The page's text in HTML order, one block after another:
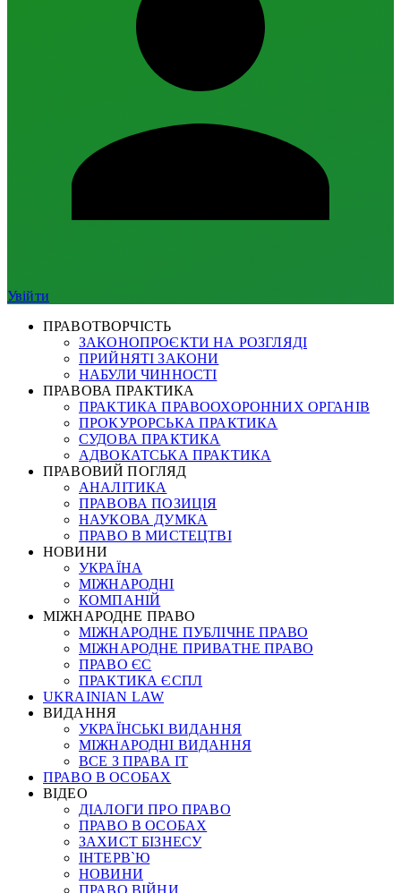
Увійти
ПРАВОТВОРЧІСТЬ
ЗАКОНОПРОЄКТИ НА РОЗГЛЯДІ
ПРИЙНЯТІ ЗАКОНИ
НАБУЛИ ЧИННОСТІ
ПРАВОВА ПРАКТИКА
ПРАКТИКА ПРАВООХОРОННИХ ОРГАНІВ
ПРОКУРОРСЬКА ПРАКТИКА
СУДОВА ПРАКТИКА
АДВОКАТСЬКА ПРАКТИКА
ПРАВОВИЙ ПОГЛЯД
АНАЛІТИКА
ПРАВОВА ПОЗИЦІЯ
НАУКОВА ДУМКА
ПРАВО В МИСТЕЦТВІ
НОВИНИ
УКРАЇНА
МІЖНАРОДНІ
КОМПАНІЙ
МІЖНАРОДНЕ ПРАВО
МІЖНАРОДНЕ ПУБЛІЧНЕ ПРАВО
МІЖНАРОДНЕ ПРИВАТНЕ ПРАВО
ПРАВО ЄС
ПРАКТИКА ЄСПЛ
UKRAINIAN LAW
ВИДАННЯ
УКРАЇНСЬКІ ВИДАННЯ
МІЖНАРОДНІ ВИДАННЯ
ВСЕ З ПРАВА ІТ
ПРАВО В ОСОБАХ
ВІДЕО
ДІАЛОГИ ПРО ПРАВО
ПРАВО В ОСОБАХ
ЗАХИСТ БІЗНЕСУ
ІНТЕРВ`Ю
НОВИНИ
ПРАВО ВІЙНИ